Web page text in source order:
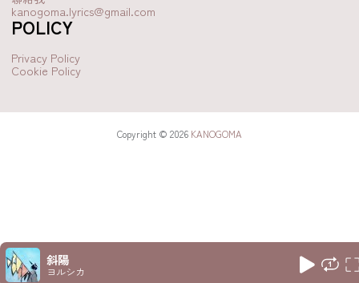
斜陽
ヨルシカ
kanogoma.lyrics@gmail.com
POLICY
Privacy Policy
Cookie Policy
Copyright © 2026 KANOGOMA